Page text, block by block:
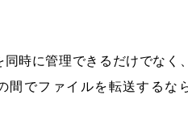
時に管理できるだけでなく
でファイルを転送するなら